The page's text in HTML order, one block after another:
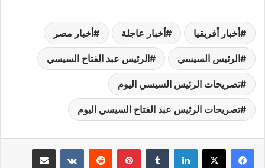
أخبار أفريقيا أخبار عاجلة أخبار مصر
الرئيس السيسي الرئيس عبد الفتاح السيسي
تصريحات الرئيس السيسي اليوم
تصريحات الرئيس عبد الفتاح السيسي اليوم
لينكدإن بينتيريست